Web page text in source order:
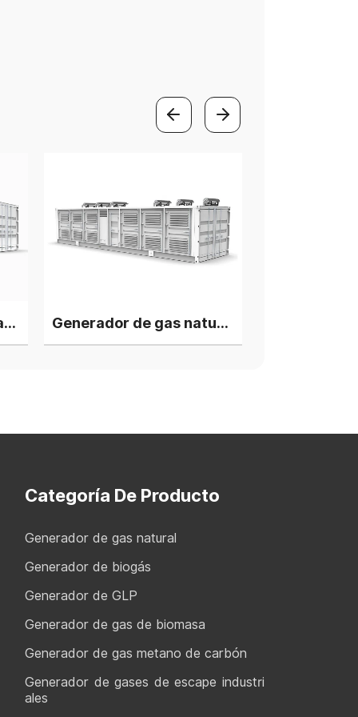
Generadores de gas natural Huahcia-Deutz de 2,5 MW, 5 unidades con motores V12 en paralelo Generador de gas natural Huachai-Deutz de 3 MW con 6 unidades de motor V12 en paralelo
Categoría De Producto
Generador de gas natural
Generador de biogás
Generador de GLP
Generador de gas de biomasa
Generador de gas metano de carbón
Generador de gases de escape industri
ales